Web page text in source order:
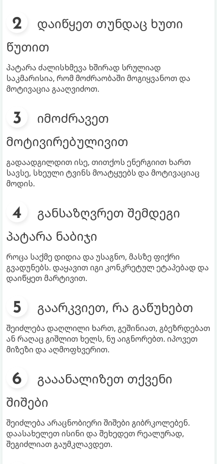
დაიწყეთ თუნდაც ხუთი
წუთით
პატარა ძალისხმევა ხშირად სრულიად
საკმარისია, რომ მოძრაობაში მოგიყვანოთ და
მოტივაცია გააღვიძოთ.
იმოძრავეთ
მოტივირებულივით
გადაადგილდით ისე, თითქოს ენერგიით ხართ
სავსე, სხეული ტვინს მოატყუებს და მოტივაციაც
მოდის.
განსაზღვრეთ შემდეგი
პატარა ნაბიჯი
როცა საქმე დიდია და უსაგნო, მასზე ფიქრი
გვადუნებს. დაყავით იგი კონკრეტულ ეტაპებად და
დაიწყეთ მარტივით.
გაარკვიეთ, რა გაწუხებთ
შეიძლება დაღლილი ხართ, გეშინიათ, გბეზრდებათ
ან რაღაც გიშლით ხელს, ნუ აიგნორებთ. იპოვეთ
მიზეზი და აღმოფხვერით.
გააანალიზეთ თქვენი
შიშები
შეიძლება არაცნობიერი შიშები გიბრკოლებენ.
დაასახელეთ ისინი და შეხედეთ რეალურად,
შეგიძლიათ გაუმკლავდეთ.